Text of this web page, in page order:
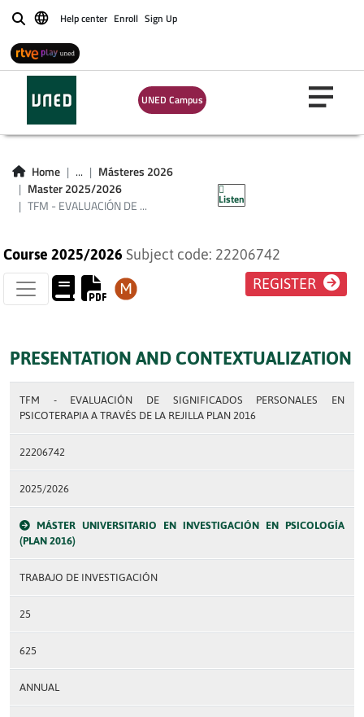
BuscarHelp center Enroll Sign Up
UNED Campus
Home ...
Másteres 2026
Master 2025/2026
TFM - EVALUACIÓN DE ...
Listen
DE SIGNIFICADOS
PERSONALES EN
PSICOTERAPIA A
TRAVÉS DE LA
REJILLA PLAN 2016
Course 2025/2026 Subject code: 22206742
REGISTER
PRESENTATION AND CONTEXTUALIZATION
TFM - EVALUACIÓN DE SIGNIFICADOS PERSONALES EN
PSICOTERAPIA A TRAVÉS DE LA REJILLA PLAN 2016
22206742
2025/2026
MÁSTER UNIVERSITARIO EN INVESTIGACIÓN EN PSICOLOGÍA
(PLAN 2016)
TRABAJO DE INVESTIGACIÓN
25
625
ANNUAL